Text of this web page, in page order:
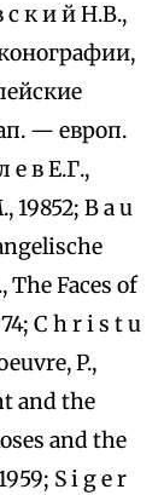
с к и й Н.В.,
— европ.
е в Е.Г.,
B a u
The Faces of
C h r i s t u
P.,
and the
and the
S i g e r